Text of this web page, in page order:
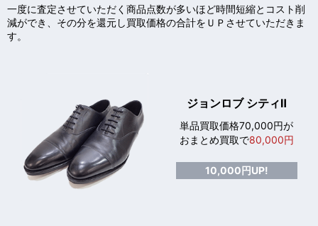
一度に査定させていただく商品点数が多いほど時間短縮とコスト削
減ができ、 その分を還元し買取価格の合計をＵＰさせていただきま
す。
ジョンロブ シティⅡ
単品買取価格70,000円が
おまとめ買取で80,000円
10,000円UP!